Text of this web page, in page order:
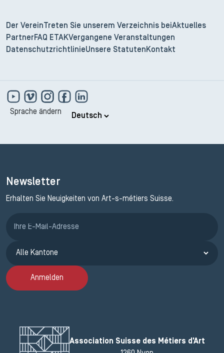
Der Verein Treten Sie unserem Verzeichnis bei Aktuelles
Partner FAQ ETAKVergangene Veranstaltungen
DatenschutzrichtlinieUnsere Statuten Kontakt
Sprache ändern
Newsletter
Erhalten Sie Neuigkeiten von Art-s-métiers Suisse.
Anmelden
Association Suisse des Métiers d'Art